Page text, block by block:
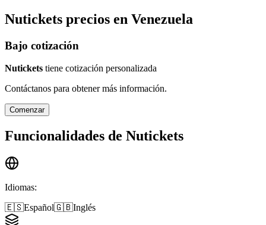
Nutickets precios en Venezuela
Bajo cotización
Nutickets tiene cotización personalizada
Contáctanos para obtener más información.
Comenzar
Funcionalidades de Nutickets
Idiomas:
🇪🇸Español🇬🇧Inglés